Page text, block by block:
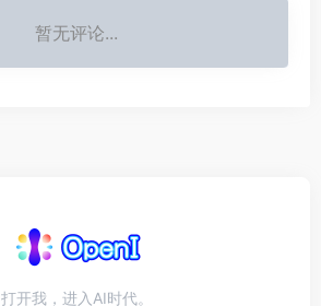
暂无评论...
打开我，进入AI时代。